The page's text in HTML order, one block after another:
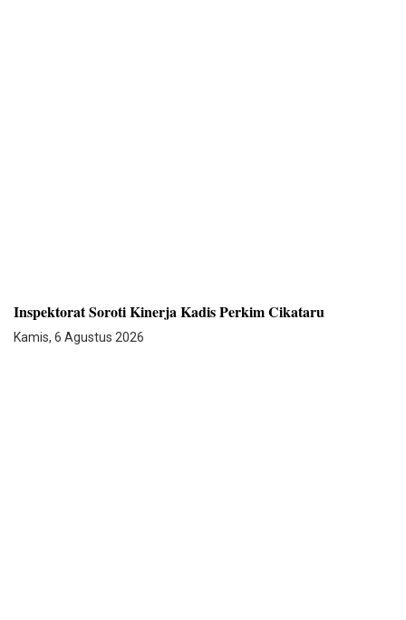
Inspektorat Soroti Kinerja Kadis Perkim Cikataru
Kamis, 6 Agustus 2026